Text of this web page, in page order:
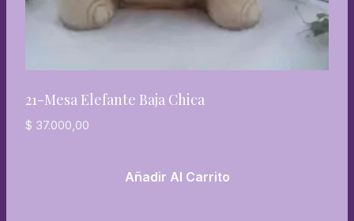
21-Mesa Elefante Baja Chica
$ 37.000,00
Añadir Al Carrito